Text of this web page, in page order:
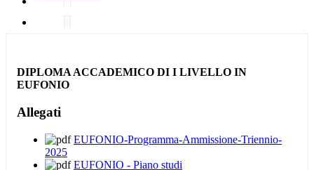
DIPLOMA ACCADEMICO DI I LIVELLO IN
EUFONIO
Allegati
EUFONIO-Programma-Ammissione-Triennio-
2025
EUFONIO - Piano studi